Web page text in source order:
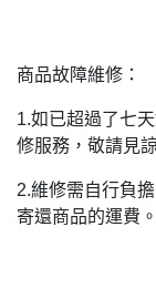
商品故障維修：
1.如已超過了七
修服務，敬請見諒
2.維修需自行負
寄還商品的運費。